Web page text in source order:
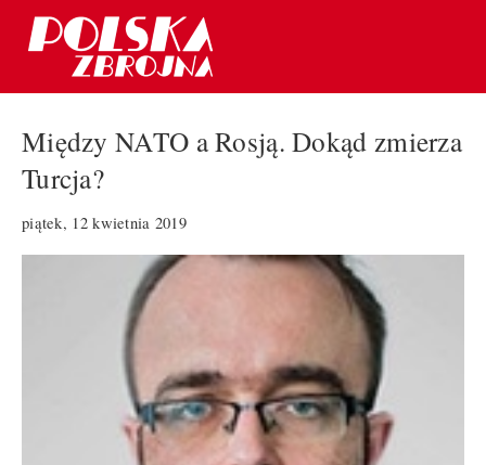
Między NATO a Rosją. Dokąd zmierza
Turcja?
piątek, 12 kwietnia 2019